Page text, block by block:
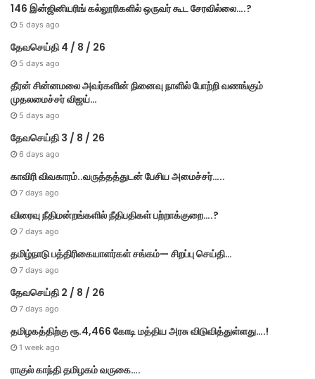
146 இன்ஜினியரிங் கல்லூரிகளில் ஒருவர் கூட சேரவில்லை….?
5 days ago
தேவசெய்தி 4 / 8 / 26
5 days ago
தீரன் சின்னமலை அவர்களின் நினைவு நாளில் போற்றி வணங்கும்
முதலமைச்சர் விஜய்…
5 days ago
தேவசெய்தி 3 / 8 / 26
6 days ago
காவிரி விவகாரம்..வருத்தத்துடன் பேசிய அமைச்சர்…..
7 days ago
விரைவு நீதிமன்றங்களில் நீதிபதிகள் பற்றாக்குறை….?
7 days ago
தமிழ்நாடு பத்திரிகையாளர்கள் சங்கம்— சிறப்பு செய்தி…
7 days ago
தேவசெய்தி 2 / 8 / 26
7 days ago
தமிழகத்திற்கு ரூ.4,466 கோடி மத்திய அரசு விடுவித்துள்ளது….!
1 week ago
ராகுல் காந்தி தமிழகம் வருகை….